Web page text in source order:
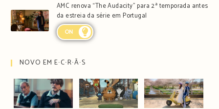
AMC renova “The Audacity” para 2ª temporada antes
da estreia da série em Portugal
ON
NOVO EM E∙C∙R∙Ã∙S